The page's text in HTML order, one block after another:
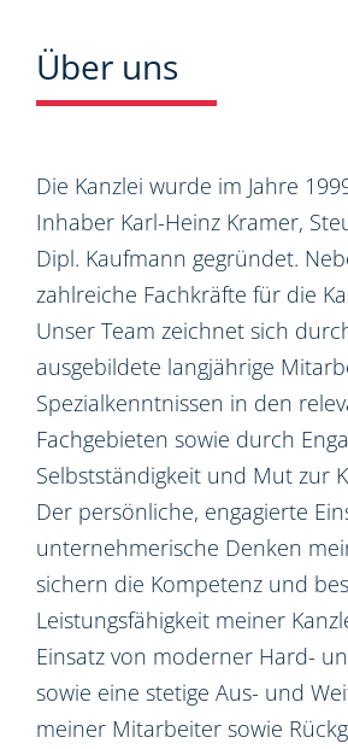
Über uns
Die Kanzlei wurde im Jahre
Inhaber Karl-Heinz Kramer,
Dipl. Kaufmann gegründet.
zahlreiche Fachkräfte für die
Unser Team zeichnet sich
ausgebildete langjährige
Spezialkenntnissen in den
Fachgebieten sowie durch
Selbstständigkeit und Mut zur
Der persönliche, engagierte
unternehmerische Denken
sichern die Kompetenz und
Leistungsfähigkeit meiner
Einsatz von moderner Hard-
sowie eine stetige Aus- und
meiner Mitarbeiter sowie